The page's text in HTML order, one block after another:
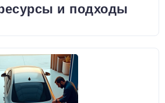
и подходы